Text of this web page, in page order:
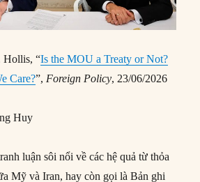
Hollis, “Is the MOU a Treaty or Not?
Care?”, Foreign Policy, 23/06/2026
Huy
luận sôi nổi về các hệ quả từ thỏa
Mỹ và Iran, hay còn gọi là Bản ghi